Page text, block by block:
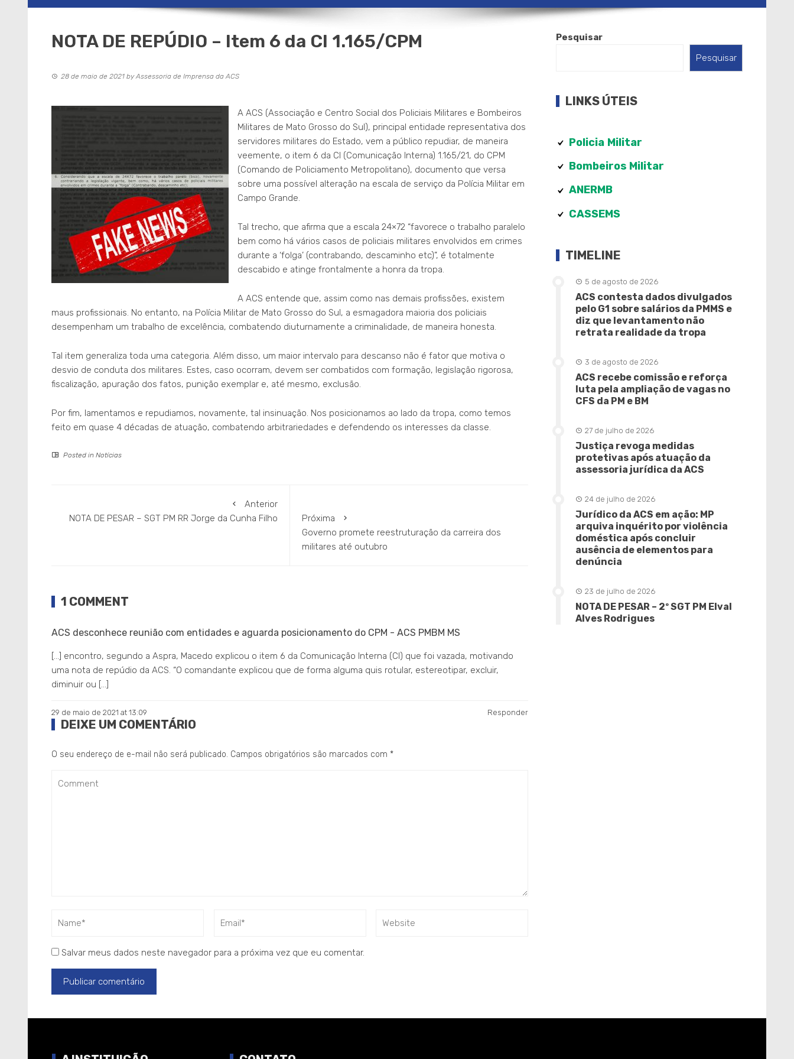
NOTA DE REPÚDIO – Item 6 da CI 1.165/CPM
28 de maio de 2021 byAssessoria de Imprensa da ACS
A ACS (Associação e Centro Social dos Policiais Militares e Bombeiros
Militares de Mato Grosso do Sul), principal entidade representativa dos
servidores militares do Estado, vem a público repudiar, de maneira
veemente, o item 6 da CI (Comunicação Interna) 1.165/21, do CPM
(Comando de Policiamento Metropolitano), documento que versa
sobre uma possível alteração na escala de serviço da Polícia Militar em
Campo Grande.
Tal trecho, que afirma que a escala 24×72 “favorece o trabalho paralelo
bem como há vários casos de policiais militares envolvidos em crimes
durante a ‘folga’ (contrabando, descaminho etc)”, é totalmente
descabido e atinge frontalmente a honra da tropa.
A ACS entende que, assim como nas demais profissões, existem
maus profissionais. No entanto, na Polícia Militar de Mato Grosso do Sul, a esmagadora maioria dos policiais
desempenham um trabalho de excelência, combatendo diuturnamente a criminalidade, de maneira honesta.
Tal item generaliza toda uma categoria. Além disso, um maior intervalo para descanso não é fator que motiva o
desvio de conduta dos militares. Estes, caso ocorram, devem ser combatidos com formação, legislação rigorosa,
fiscalização, apuração dos fatos, punição exemplar e, até mesmo, exclusão.
Por fim, lamentamos e repudiamos, novamente, tal insinuação. Nos posicionamos ao lado da tropa, como temos
feito em quase 4 décadas de atuação, combatendo arbitrariedades e defendendo os interesses da classe.
Posted in Notícias
Anterior
NOTA DE PESAR – SGT PM RR Jorge da Cunha Filho
Próxima
Governo promete reestruturação da carreira dos
militares até outubro
1 COMMENT
ACS desconhece reunião com entidades e aguarda posicionamento do CPM - ACS PMBM MS
[…] encontro, segundo a Aspra, Macedo explicou o item 6 da Comunicação Interna (CI) que foi vazada, motivando
uma nota de repúdio da ACS. “O comandante explicou que de forma alguma quis rotular, estereotipar, excluir,
diminuir ou […]
29 de maio de 2021 at 13:09 Responder
DEIXE UM COMENTÁRIO
O seu endereço de e-mail não será publicado. Campos obrigatórios são marcados com *
Salvar meus dados neste navegador para a próxima vez que eu comentar.
Pesquisar
Pesquisar
LINKS ÚTEIS
Policia Militar
Bombeiros Militar
ANERMB
CASSEMS
TIMELINE
5 de agosto de 2026
ACS contesta dados divulgados
pelo G1 sobre salários da PMMS e
diz que levantamento não
retrata realidade da tropa
3 de agosto de 2026
ACS recebe comissão e reforça
luta pela ampliação de vagas no
CFS da PM e BM
27 de julho de 2026
Justiça revoga medidas
protetivas após atuação da
assessoria jurídica da ACS
24 de julho de 2026
Jurídico da ACS em ação: MP
arquiva inquérito por violência
doméstica após concluir
ausência de elementos para
denúncia
23 de julho de 2026
NOTA DE PESAR – 2º SGT PM Elval
Alves Rodrigues